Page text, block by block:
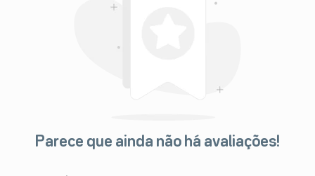
este medicamento?
nenhum sintoma, use a próxima dose de Atrovent no
Parece que ainda não há avaliações!